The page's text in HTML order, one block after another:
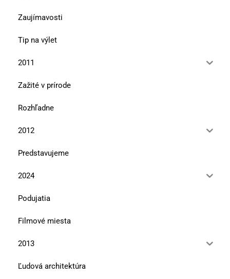
Zaujímavosti
Tip na výlet
2011
Zažité v prírode
Rozhľadne
2012
Predstavujeme
2024
Podujatia
Filmové miesta
2013
Ľudová architektúra